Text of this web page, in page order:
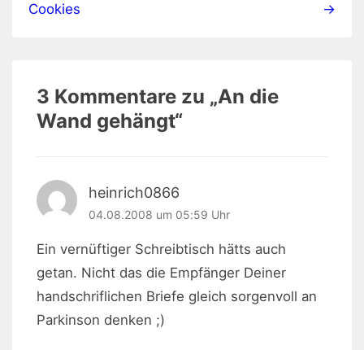
Cookies
→
3 Kommentare zu „An die
Wand gehängt“
heinrich0866
04.08.2008 um 05:59 Uhr
Ein vernüftiger Schreibtisch hätts auch
getan. Nicht das die Empfänger Deiner
handschriflichen Briefe gleich sorgenvoll an
Parkinson denken ;)